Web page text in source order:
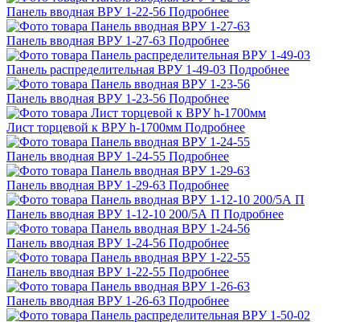
Панель вводная ВРУ 1-22-56 Подробнее
Панель вводная ВРУ 1-27-63 Подробнее
Панель распределительная ВРУ 1-49-03 Подробнее
Панель вводная ВРУ 1-23-56 Подробнее
Лист торцевой к ВРУ h-1700мм Подробнее
Панель вводная ВРУ 1-24-55 Подробнее
Панель вводная ВРУ 1-29-63 Подробнее
Панель вводная ВРУ 1-12-10 200/5А П Подробнее
Панель вводная ВРУ 1-24-56 Подробнее
Панель вводная ВРУ 1-22-55 Подробнее
Панель вводная ВРУ 1-26-63 Подробнее